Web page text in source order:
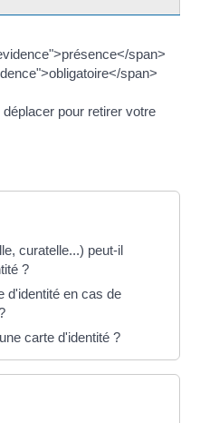
span>
span>
pour retirer votre
curatelle...) peut-il
?
d'identité en cas de
carte d'identité ?